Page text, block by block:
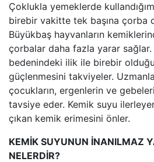
Çoklukla yemeklerde
birebir vakitte tek başına çorba
Büyükbaş hayvanların
çorbalar daha fazla yarar
bedenindeki ilik ile birebir
güçlenmesini takviyeler.
çocukların, ergenlerin ve
tavsiye eder. Kemik suyu
çıkan kemik erimesini önler.
KEMİK SUYUNUN İNANILMAZ
NELERDİR?